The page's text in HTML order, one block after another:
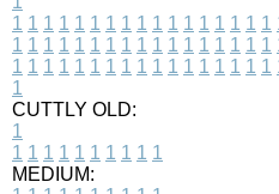
1 1 1 1 1 1 1 1 1 1 1 1 1 1 1 1 1
1 1 1 1 1 1 1 1 1 1 1 1 1 1 1 1 1
1 1 1 1 1 1 1 1 1 1 1 1 1 1 1 1 1
1
CUTTLY OLD:
1
1 1 1 1 1 1 1 1 1 1
MEDIUM: